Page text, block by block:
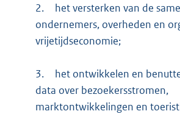
2.
het versterken van de
ondernemers, overheden en
vrijetijdseconomie;
3.
het ontwikkelen en
data over bezoekersstromen,
marktontwikkelingen en